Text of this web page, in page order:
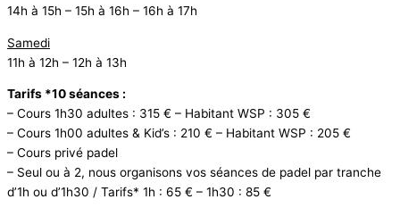
14h à 15h – 15h à 16h – 16h à 17h
Samedi
11h à 12h – 12h à 13h
Tarifs *10 séances :
– Cours 1h30 adultes : 315 € – Habitant WSP : 305 €
– Cours 1h00 adultes & Kid’s : 210 € – Habitant WSP : 205 €
– Cours privé padel
– Seul ou à 2, nous organisons vos séances de padel par tranche
d’1h ou d’1h30 / Tarifs* 1h : 65 € – 1h30 : 85 €